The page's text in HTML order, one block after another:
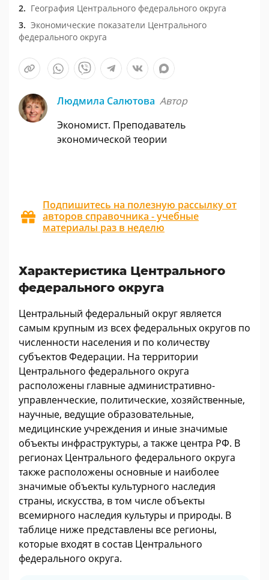
География Центрального федерального округа
Экономические показатели Центрального
федерального округа
Людмила Салютова Автор
Экономист. Преподаватель
экономической теории
Подпишитесь на полезную рассылку от
авторов справочника - учебные
материалы раз в неделю
Характеристика Центрального
федерального округа
Центральный федеральный округ является
самым крупным из всех федеральных округов по
численности населения и по количеству
субъектов Федерации. На территории
Центрального федерального округа
расположены главные административно-
управленческие, политические, хозяйственные,
научные, ведущие образовательные,
медицинские учреждения и иные значимые
объекты инфраструктуры, а также центра РФ. В
регионах Центрального федерального округа
также расположены основные и наиболее
значимые объекты культурного наследия
страны, искусства, в том числе объекты
всемирного наследия культуры и природы. В
таблице ниже представлены все регионы,
которые входят в состав Центрального
федерального округа.